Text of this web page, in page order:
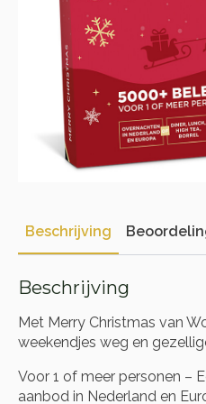
Beschrijving
Beschrijving
Met Merry Christmas van
weekendjes weg en
Voor 1 of meer personen –
aanbod in Nederland en